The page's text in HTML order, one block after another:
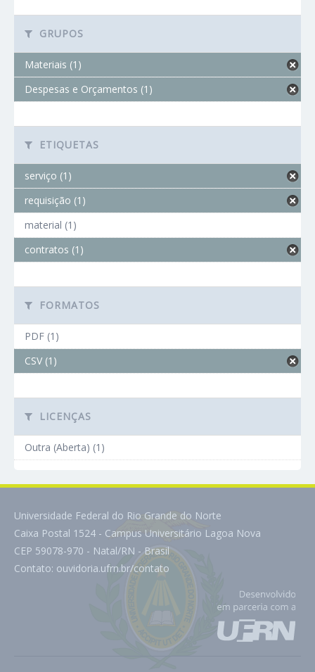
GRUPOS
Materiais (1)
Despesas e Orçamentos (1)
ETIQUETAS
serviço (1)
requisição (1)
material (1)
contratos (1)
FORMATOS
PDF (1)
CSV (1)
LICENÇAS
Outra (Aberta) (1)
Universidade Federal do Rio Grande do Norte
Caixa Postal 1524 - Campus Universitário Lagoa Nova
CEP 59078-970 - Natal/RN - Brasil
Contato: ouvidoria.ufrn.br/contato